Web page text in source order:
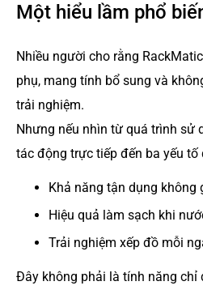
Một hiểu lầm phổ
Nhiều người cho rằng
phụ, mang tính bổ sung và
trải nghiệm.
Nhưng nếu nhìn từ quá trình sử
tác động trực tiếp đến ba yếu tố
Khả năng tận dụng không
Hiệu quả làm sạch khi
Trải nghiệm xếp đồ mỗi
Đây không phải là tính năng chỉ